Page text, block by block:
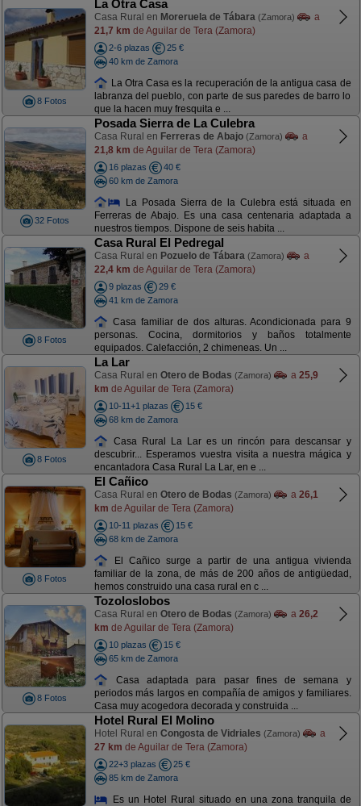
8 Fotos
La Otra Casa
Casa Rural en Moreruela de Tábara (Zamora)
a
21,7 km de Aguilar de Tera (Zamora)
2-6 plazas
25 €
40 km de Zamora
La Otra Casa es la recuperación de la antigua casa de
labranza del pueblo, con parte de sus paredes de barro lo
que la hacen muy fresquita e ...
32 Fotos
Posada Sierra de La Culebra
Casa Rural en Ferreras de Abajo (Zamora)
a
21,8 km de Aguilar de Tera (Zamora)
16 plazas
40 €
60 km de Zamora
La Posada Sierra de la Culebra está situada en
Ferreras de Abajo. Es una casa centenaria adaptada a
nuestros tiempos. Dispone de seis habita ...
8 Fotos
Casa Rural El Pedregal
Casa Rural en Pozuelo de Tábara (Zamora)
a
22,4 km de Aguilar de Tera (Zamora)
9 plazas
29 €
41 km de Zamora
Casa familiar de dos alturas. Acondicionada para 9
personas. Cocina, dormitorios y baños totalmente
equipados. Calefacción, 2 chimeneas. Un ...
8 Fotos
La Lar
Casa Rural en Otero de Bodas (Zamora) a 25,9
km de Aguilar de Tera (Zamora)
10-11+1 plazas
15 €
68 km de Zamora
Casa Rural La Lar es un rincón para descansar y
descubrir... Esperamos vuestra visita a nuestra mágica y
encantadora Casa Rural La Lar, en e ...
8 Fotos
El Cañico
Casa Rural en Otero de Bodas (Zamora) a 26,1
km de Aguilar de Tera (Zamora)
10-11 plazas
15 €
68 km de Zamora
El Cañico surge a partir de una antigua vivienda
familiar de la zona, de más de 200 años de antigüedad,
hemos construido una casa rural en c ...
8 Fotos
Tozoloslobos
Casa Rural en Otero de Bodas (Zamora) a 26,2
km de Aguilar de Tera (Zamora)
10 plazas
15 €
65 km de Zamora
Casa adaptada para pasar fines de semana y
periodos más largos en compañía de amigos y familiares.
Casa muy acogedora decorada y construida ...
Hotel Rural El Molino
Hotel Rural en Congosta de Vidriales (Zamora)
a
27 km de Aguilar de Tera (Zamora)
22+3 plazas
25 €
85 km de Zamora
Es un Hotel Rural situado en una zona tranquila de